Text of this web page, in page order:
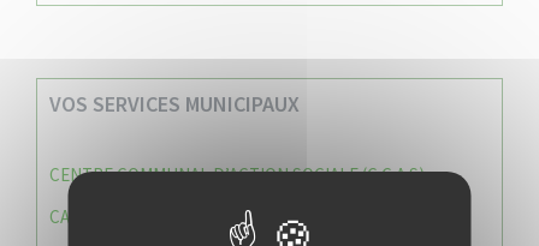
VOS SERVICES MUNICIPAUX
CENTRE COMMUNAL D’ACTION SOCIALE (C.C.A.S)
CAISSE DES ÉCOLES